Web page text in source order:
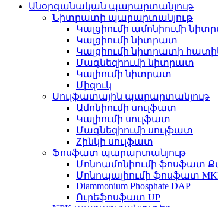
Անօրգանական պարարտանյութ
Նիտրատի պարարտանյութ
Կալցիումի ամոնիումի
Կալցիումի նիտրատ
Կալցիումի նիտրատի
Մագնեզիումի նիտրատ
Կալիումի նիտրատ
Միզուկ
Սուլֆատային պարարտանյութ
Ամոնիումի սուլֆատ
Կալիումի սուլֆատ
Մագնեզիումի սուլֆատ
Zինկի սուլֆատ
Ֆոսֆատ պարարտանյութ
Մոնոամոնիումի ֆոսֆատ
Մոնոպալիումի ֆոսֆատ
Diammonium Phosphate DAP
Ուրեֆոսֆատ UP